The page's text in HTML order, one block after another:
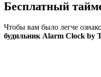
Бесплатный
Чтобы вам было легче
будильник Alarm Clock by